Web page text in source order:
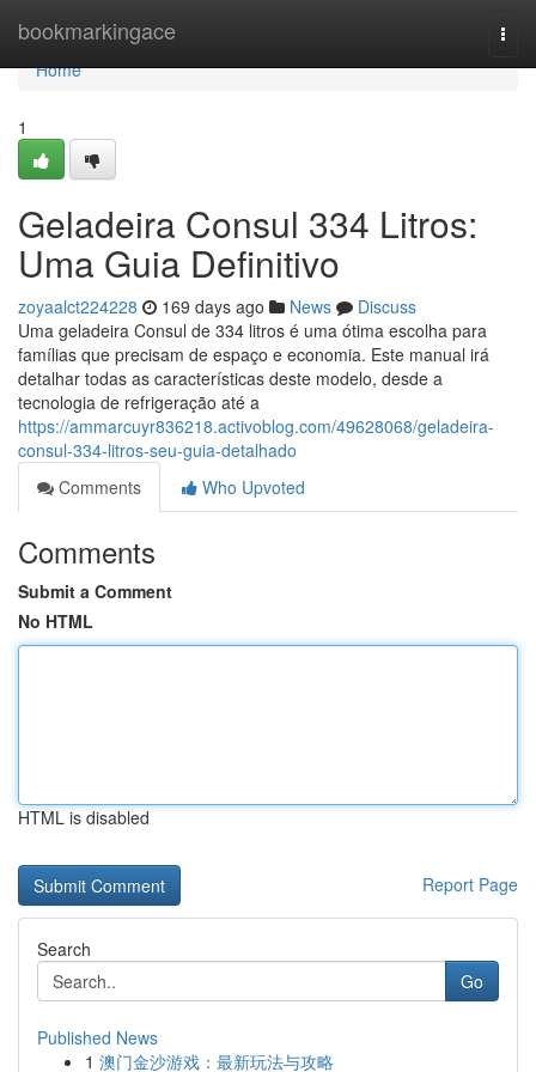
bookmarkingace
Home
Home
1
Geladeira Consul 334 Litros:
Uma Guia Definitivo
zoyaalct224228 169 days ago News
Discuss
Uma geladeira Consul de 334 litros é uma ótima escolha para
famílias que precisam de espaço e economia. Este manual irá
detalhar todas as características deste modelo, desde a
tecnologia de refrigeração até a
https://ammarcuyr836218.activoblog.com/49628068/geladeira-
consul-334-litros-seu-guia-detalhado
Comments
Who Upvoted
Comments
Submit a Comment
No HTML
HTML is disabled
Report Page
Search
Go
Published News
1 澳门金沙游戏：最新玩法与攻略